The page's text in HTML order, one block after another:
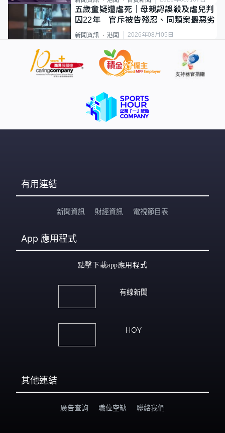
五歲童疑遭虐死｜母親認誤殺及虐兒判
囚22年 官斥被告殘忍、同類案最惡劣
新聞資訊 港聞 2026年08月05日
有用連結
新聞資訊 財經資訊 電視節目表
App 應用程式
點擊下載app應用程式
有線新聞
HOY
其他連結
廣告查詢 職位空缺 聯絡我們